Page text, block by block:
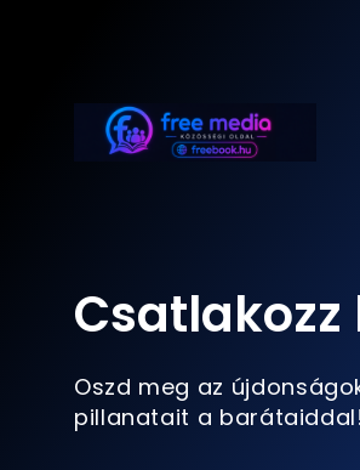
Oszd meg az
pillanatait a barátaiddal!